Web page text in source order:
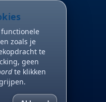
zoals je
te
geen
te klikken